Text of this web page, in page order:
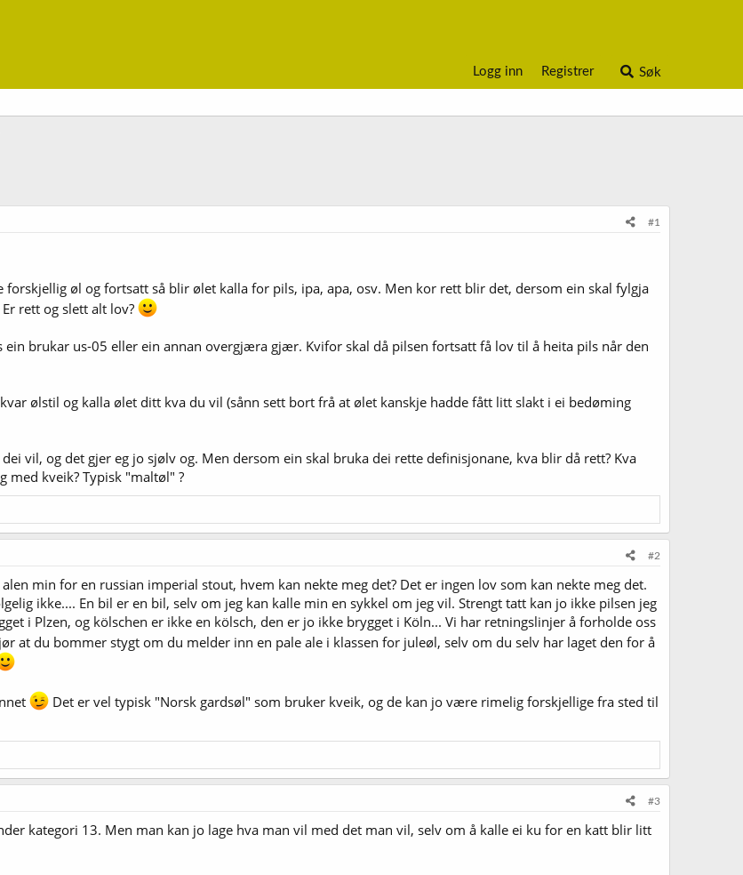
Logg inn Registrer Søk
#1
forskjellig øl og fortsatt så blir ølet kalla for pils, ipa, apa, osv. Men kor rett blir det, dersom ein skal fylgja
rett og slett alt lov?
ein brukar us-05 eller ein annan overgjæra gjær. Kvifor skal då pilsen fortsatt få lov til å heita pils når den
ølstil og kalla ølet ditt kva du vil (sånn sett bort frå at ølet kanskje hadde fått litt slakt i ei bedøming
vil, og det gjer eg jo sjølv og. Men dersom ein skal bruka dei rette definisjonane, kva blir då rett? Kva
med kveik? Typisk "maltøl" ?
#2
min for en russian imperial stout, hvem kan nekte meg det? Det er ingen lov som kan nekte meg det.
ikke.... En bil er en bil, selv om jeg kan kalle min en sykkel om jeg vil. Strengt tatt kan jo ikke pilsen jeg
i Plzen, og kölschen er ikke en kölsch, den er jo ikke brygget i Köln... Vi har retningslinjer å forholde oss
at du bommer stygt om du melder inn en pale ale i klassen for juleøl, selv om du selv har laget den for å
Det er vel typisk "Norsk gardsøl" som bruker kveik, og de kan jo være rimelig forskjellige fra sted til
#3
kategori 13. Men man kan jo lage hva man vil med det man vil, selv om å kalle ei ku for en katt blir litt